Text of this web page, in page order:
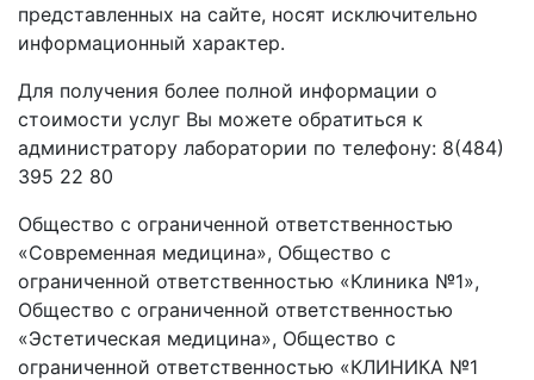
представленных на сайте, носят исключительно
информационный характер.
Для получения более полной информации о
стоимости услуг Вы можете обратиться к
администратору лаборатории по телефону: 8(484)
395 22 80
Общество с ограниченной ответственностью
«Современная медицина», Общество с
ограниченной ответственностью «Клиника №1»,
Общество с ограниченной ответственностью
«Эстетическая медицина», Общество с
ограниченной ответственностью «КЛИНИКА №1